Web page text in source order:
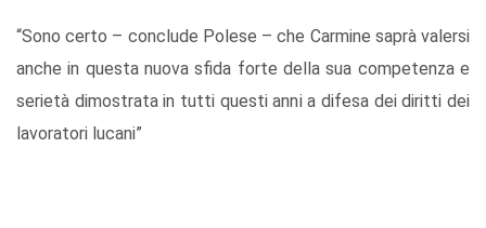
“Sono certo – conclude Polese – che Carmine saprà valersi
anche in questa nuova sfida forte della sua competenza e
serietà dimostrata in tutti questi anni a difesa dei diritti dei
lavoratori lucani”